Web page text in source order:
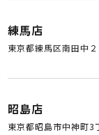
練馬店
東京都練馬区南田中
昭島店
東京都昭島市中神町3